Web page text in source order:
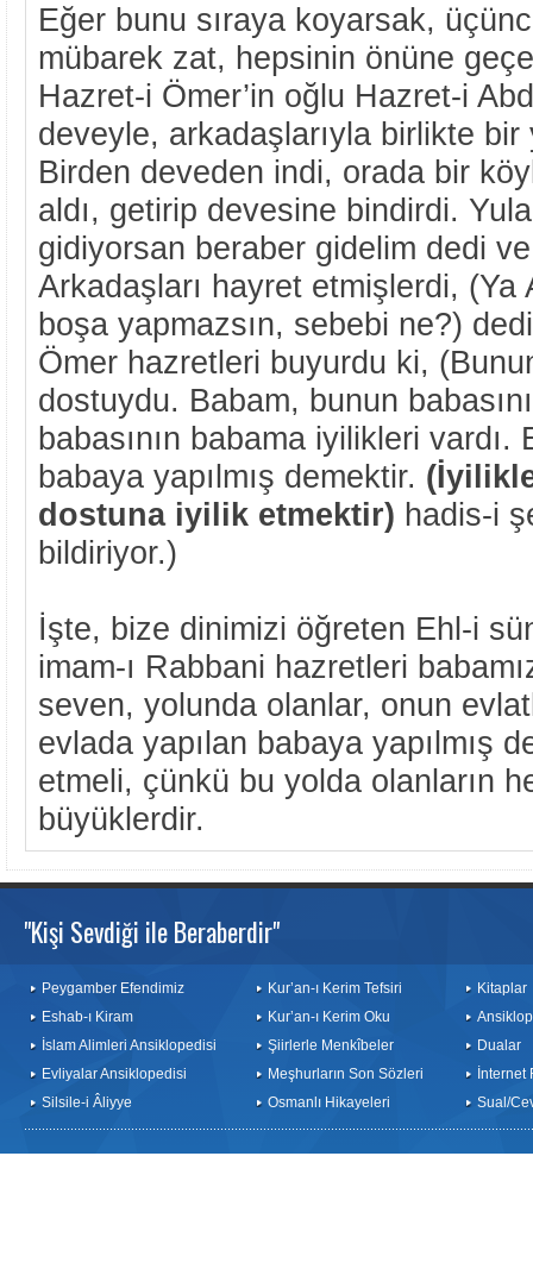
Eğer bunu sıraya koyarsak,
mübarek zat, hepsinin önüne
Hazret-i Ömer’in oğlu Hazret-i
deveyle, arkadaşlarıyla birlikte bir
Birden deveden indi, orada bir
aldı, getirip devesine bindirdi.
gidiyorsan beraber gidelim dedi
Arkadaşları hayret etmişlerdi, (Ya
boşa yapmazsın, sebebi ne?)
Ömer hazretleri buyurdu ki,
dostuydu. Babam, bunun
babasının babama iyilikleri vardı.
babaya yapılmış demektir.
dostuna iyilik etmektir) hadis-i
bildiriyor.)
İşte, bize dinimizi öğreten Ehl-i
imam-ı Rabbani hazretleri
seven, yolunda olanlar, onun
evlada yapılan babaya yapılmış
etmeli, çünkü bu yolda olanların
büyüklerdir.
"Kişi Sevdiği ile Beraberdir"
Peygamber Efendimiz
Eshab-ı Kiram
İslam Alimleri Ansiklopedisi
Evliyalar Ansiklopedisi
Silsile-i Âliyye
Kur’an-ı Kerim Tefsiri
Kur’an-ı Kerim Oku
Şiirlerle Menkîbeler
Meşhurların Son Sözleri
Osmanlı Hikayeleri
Kitaplar
Dualar
İnternet
Sual/